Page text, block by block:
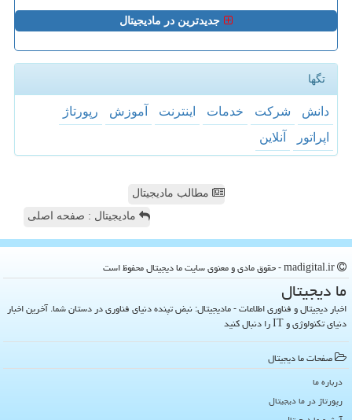
جدیدترین در مادیجیتال
تگها
دانش شركت خدمات اینترنت آموزش
رپورتاژ
اپراتور
آنلاین
مطالب مادیجیتال
مادیجیتال : صفحه اصلی
ما دیجیتال
اخبار دیجیتال و فناوری اطلاعات - مادیجیتال: نبض تپنده دنیای فناوری در دستان شما. آخرین اخبار
دنیای تکنولوژی و IT را دنبال کنید
صفحات ما دیجیتال
درباره ما
رپورتاژ در ما دیجیتال